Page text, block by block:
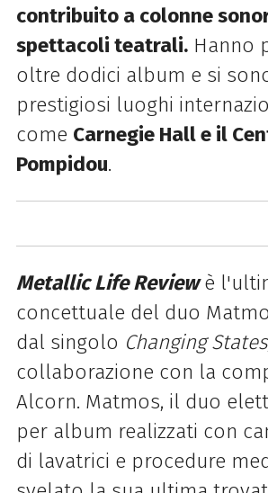
contribuito a colonne
spettacoli teatrali.Hanno
oltre dodici album e si
prestigiosi luoghi
come Carnegie Hall e il
Pompidou.
Metallic Life Review è
concettuale del duo
dal singolo Changing States
collaborazione con la
Alcorn. Matmos, il duo
per album realizzati con
di lavatrici e procedure